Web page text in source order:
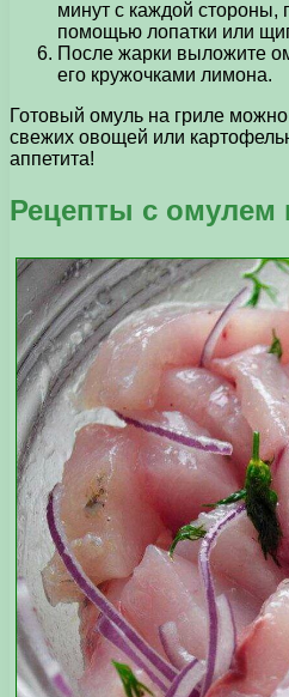
минут с каждой стороны,
помощью лопатки или
После жарки выложите
его кружочками лимона.
Готовый омуль на гриле
свежих овощей или
аппетита!
Рецепты с омулем